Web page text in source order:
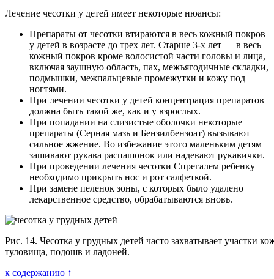
Лечение чесотки у детей имеет некоторые нюансы:
Препараты от чесотки втираются в весь кожный покров
у детей в возрасте до трех лет. Старше 3-х лет — в весь
кожный покров кроме волосистой части головы и лица,
включая заушную область, пах, межъягодичные складки,
подмышки, межпальцевые промежутки и кожу под
ногтями.
При лечении чесотки у детей концентрация препаратов
должна быть такой же, как и у взрослых.
При попадании на слизистые оболочки некоторые
препараты (Серная мазь и Бензилбензоат) вызывают
сильное жжение. Во избежание этого маленьким детям
зашивают рукава распашонок или надевают рукавички.
При проведении лечения чесотки Спрегалем ребенку
необходимо прикрыть нос и рот салфеткой.
При замене пеленок зоны, с которых было удалено
лекарственное средство, обрабатываются вновь.
Рис. 14. Чесотка у грудных детей часто захватывает участки
туловища, подошв и ладоней.
к содержанию ↑